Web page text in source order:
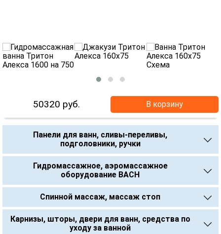
50320 руб. В корзину
Панели для ванн, сливы-переливы,
подголовники, ручки
Гидромассажное, аэромассажное
оборудование BACH
Спинной массаж, массаж стоп
Карнизы, шторы, двери для ванн, средства по
уходу за ванной